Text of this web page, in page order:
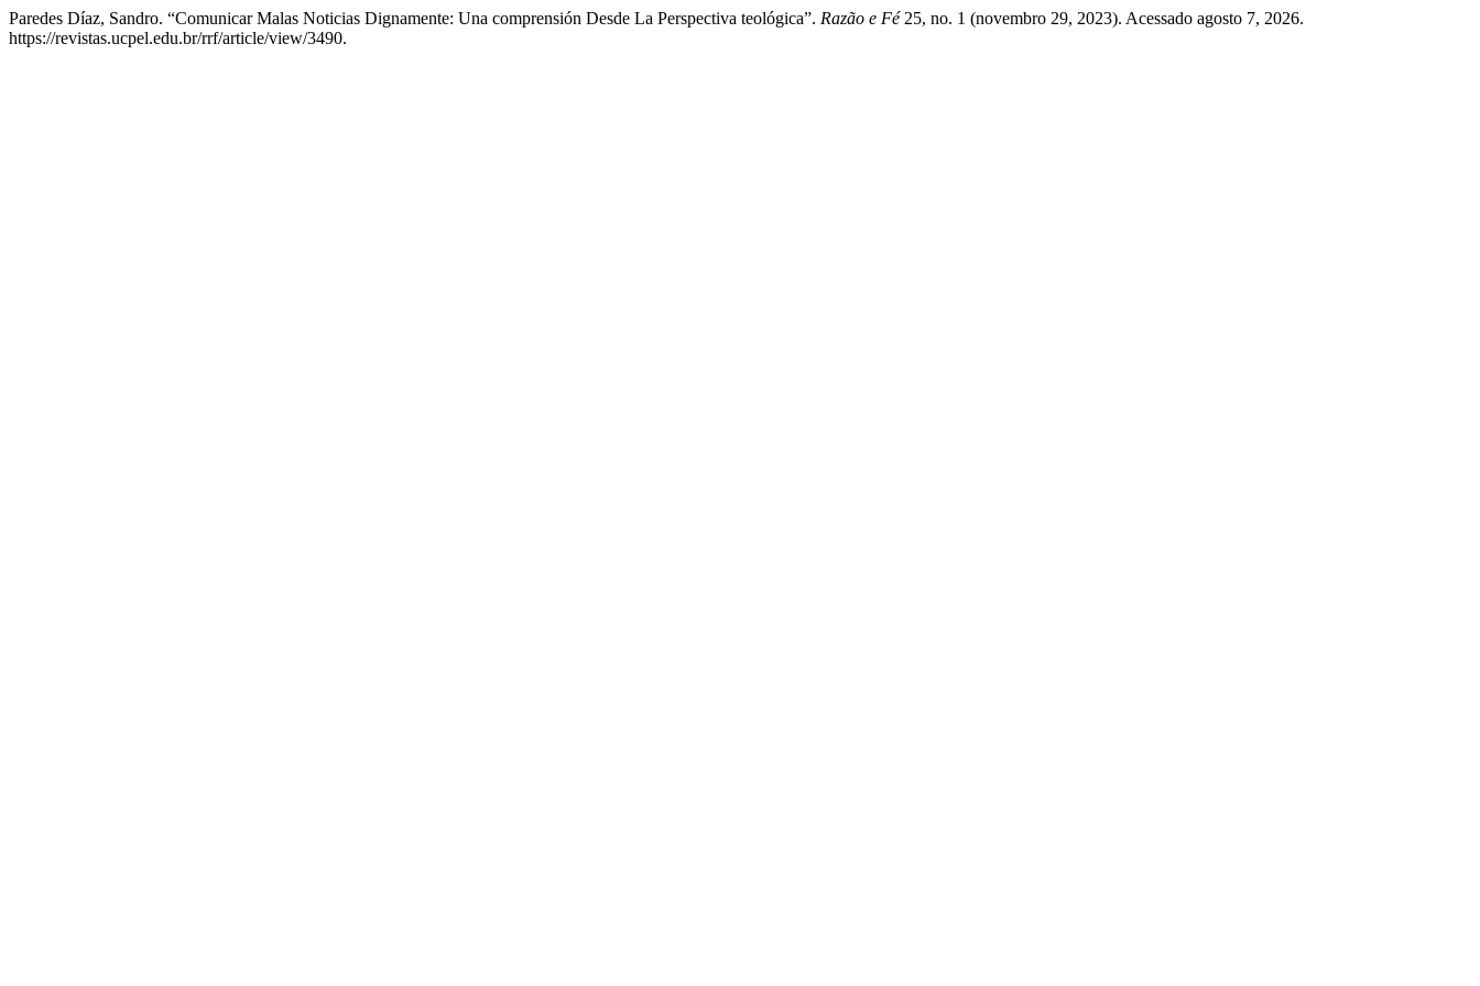
Paredes Díaz, Sandro. “Comunicar Malas Noticias Dignamente: Una comprensión Desde La Perspectiva teológica”. Razão e Fé 25, no. 1 (novembro 29, 2023). Acessado agosto 7, 2026.
https://revistas.ucpel.edu.br/rrf/article/view/3490.